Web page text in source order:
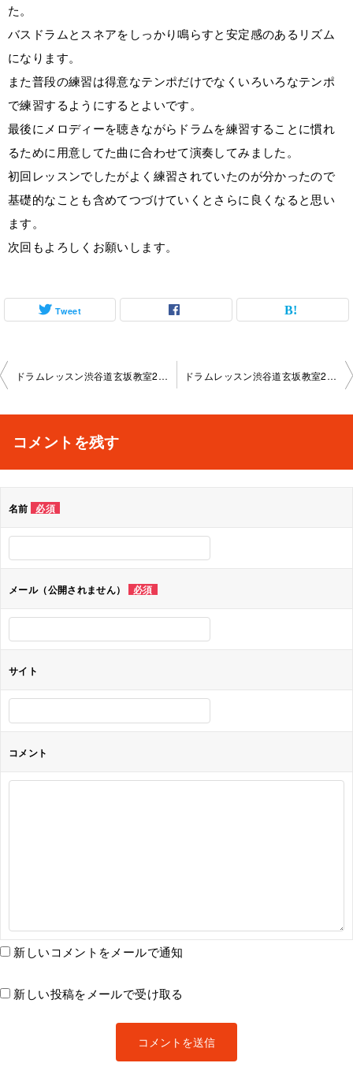
た。
バスドラムとスネアをしっかり鳴らすと安定感のあるリズム
になります。
また普段の練習は得意なテンポだけでなくいろいろなテンポ
で練習するようにするとよいです。
最後にメロディーを聴きながらドラムを練習することに慣れ
るために用意してた曲に合わせて演奏してみました。
初回レッスンでしたがよく練習されていたのが分かったので
基礎的なことも含めてつづけていくとさらに良くなると思い
ます。
次回もよろしくお願いします。
Tweet
投
ビ
シ
ョ
ン
ドラムレッスン渋谷道玄坂教室2024-07-18-1135 ドラムレッスン渋谷道玄坂教室2024-07-22-no-0042-1121
コメントを残す
名前 必須
メール（公開されません） 必須
サイト
コメント
新しいコメントをメールで通知
新しい投稿をメールで受け取る